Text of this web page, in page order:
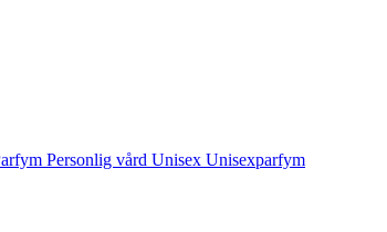
Personlig vård Unisex Unisexparfym